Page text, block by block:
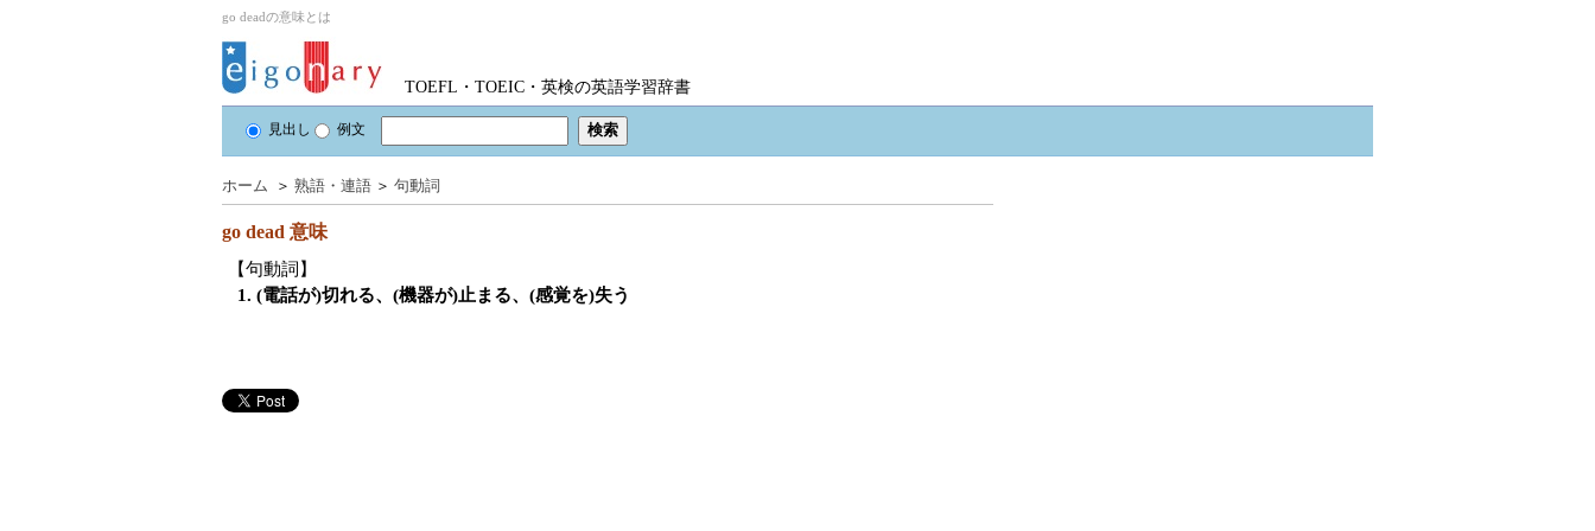
go deadの意味とは
TOEFL・TOEIC・英検の英語学習辞書
見出し 例文
ホーム ＞ 熟語・連語 ＞ 句動詞
go dead 意味
【句動詞】
1. (電話が)切れる、(機器が)止まる、(感覚を)失う